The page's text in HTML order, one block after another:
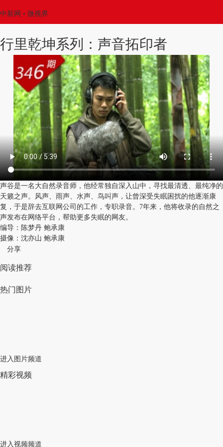
中新网 • 微视界
行里乾坤系列：声音拓印者
声谷是一名大自然录音师，他经常独自深入山中，寻找最清透、最纯净的
天籁之声。风声、雨声、水声、鸟叫声，让曾深受失眠困扰的他逐渐康
复，于是辞去互联网公司的工作，专职录音。7年来，他将收录的自然之
声发布在网络平台，帮助更多失眠的网友。
编导：陈梦丹 鲍承康
摄像：沈亦山 鲍承康
分享
阅读推荐
热门图片
进入图片频道
精彩视频
进入视频频道